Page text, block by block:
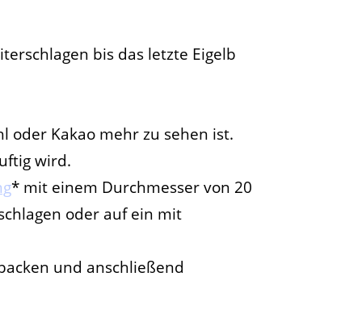
bis das letzte Eigelb
oder Kakao mehr zu sehen ist.
wird.
* mit einem Durchmesser von 20
oder auf ein mit
und anschließend